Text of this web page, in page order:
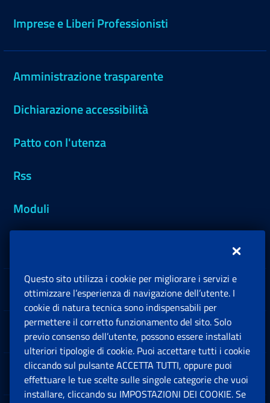
Imprese e Liberi Professionisti
Amministrazione trasparente
Dichiarazione accessibilità
Patto con l'utenza
Rss
Moduli
Sedi e Contatti
Software
Note Legali
Questo sito utilizza i cookie per migliorare i servizi e
ottimizzare l’esperienza di navigazione dell’utente. I
cookie di natura tecnica sono indispensabili per
permettere il corretto funzionamento del sito. Solo
previo consenso dell’utente, possono essere installati
ulteriori tipologie di cookie. Puoi accettare tutti i cookie
cliccando sul pulsante ACCETTA TUTTI, oppure puoi
effettuare le tue scelte sulle singole categorie che vuoi
installare, cliccando su IMPOSTAZIONI DEI COOKIE. Se